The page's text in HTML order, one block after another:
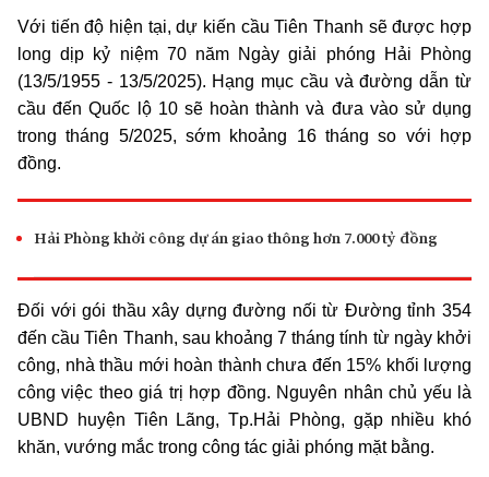
Với tiến độ hiện tại, dự kiến cầu Tiên Thanh sẽ được hợp
long dịp kỷ niệm 70 năm Ngày giải phóng Hải Phòng
(13/5/1955 - 13/5/2025). Hạng mục cầu và đường dẫn từ
cầu đến Quốc lộ 10 sẽ hoàn thành và đưa vào sử dụng
trong tháng 5/2025, sớm khoảng 16 tháng so với hợp
đồng.
Hải Phòng khởi công dự án giao thông hơn 7.000 tỷ đồng
Đối với gói thầu xây dựng đường nối từ Đường tỉnh 354
đến cầu Tiên Thanh, sau khoảng 7 tháng tính từ ngày khởi
công, nhà thầu mới hoàn thành chưa đến 15% khối lượng
công việc theo giá trị hợp đồng. Nguyên nhân chủ yếu là
UBND huyện Tiên Lãng, Tp.Hải Phòng, gặp nhiều khó
khăn, vướng mắc trong công tác giải phóng mặt bằng.